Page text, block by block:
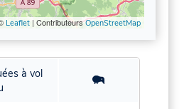
Leaflet| ContributeursOpenStreetMap
à vol